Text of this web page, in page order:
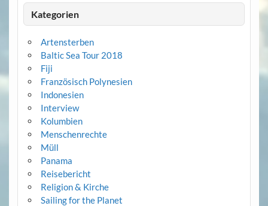
Kategorien
Artensterben
Baltic Sea Tour 2018
Fiji
Französisch Polynesien
Indonesien
Interview
Kolumbien
Menschenrechte
Müll
Panama
Reisebericht
Religion & Kirche
Sailing for the Planet